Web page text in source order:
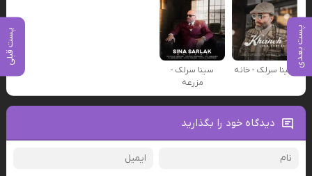
پست بعدی پست قبلی
سینا سرلک - خانه
سینا سرلک -
مزرعه
دیدگاه خود را بگذارید